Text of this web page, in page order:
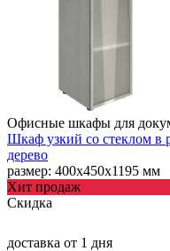
Офисные шкафы для
Шкаф узкий со стеклом в
дерево
размер: 400х450х1195 мм
Хит продаж
Скидка
доставка от 1 дня